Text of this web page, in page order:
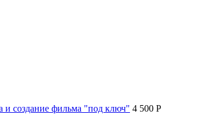
и создание фильма "под ключ" 4 500 P